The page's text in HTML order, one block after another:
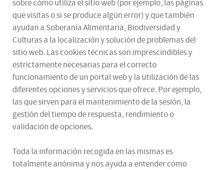
sobre cómo utiliza el sitio web (por ejemplo, las páginas
que visitas o si se produce algún error) y que también
ayudan a Soberanía Alimentaria, Biodiversidad y
Culturas a la localización y solución de problemas del
sitio web. Las cookies técnicas son imprescindibles y
estrictamente necesarias para el correcto
funcionamiento de un portal web y la utilización de las
diferentes opciones y servicios que ofrece. Por ejemplo,
las que sirven para el mantenimiento de la sesión, la
gestión del tiempo de respuesta, rendimiento o
validación de opciones.
Toda la información recogida en las mismas es
totalmente anónima y nos ayuda a entender cómo